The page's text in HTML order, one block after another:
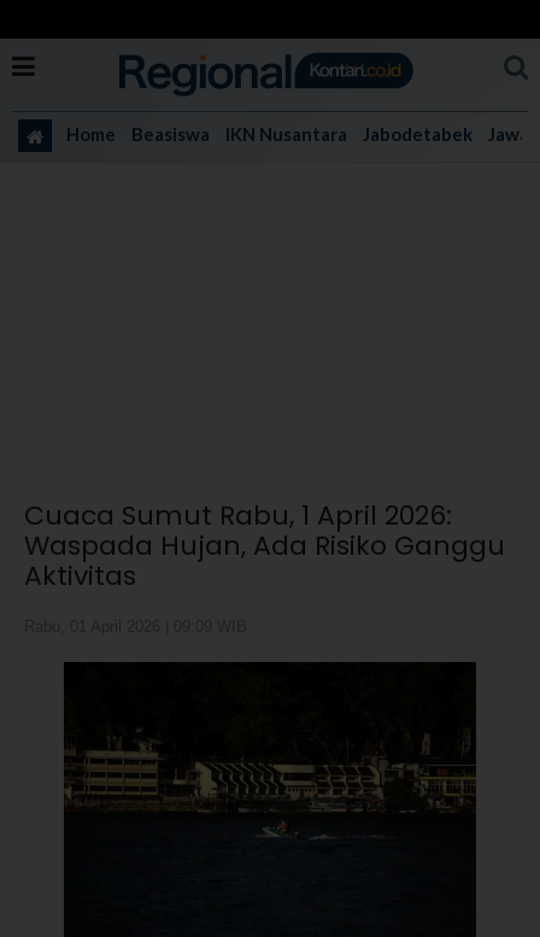
Home Beasiswa IKN Nusantara Jabodetabek Jawa
Cuaca Sumut Rabu, 1 April 2026:
Waspada Hujan, Ada Risiko Ganggu
Aktivitas